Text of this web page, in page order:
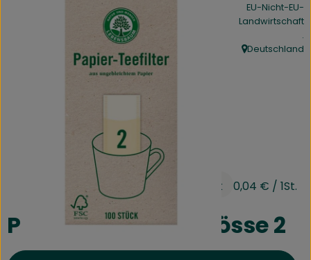
Obst & Gemüse
Speisekammer
Biomarkt Waldkirch
Papier-Teefilter Grösse 2
3,49 € / 100 Stück 0,04 € / 1St.
, Verband:
EU-Nicht-EU-
Landwirtschaft
.
, Herkunft:
Deutschland